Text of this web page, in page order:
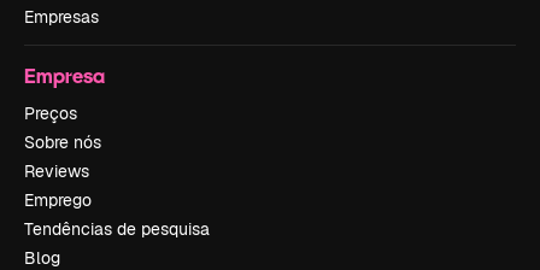
Empresas
Empresa
Preços
Sobre nós
Reviews
Emprego
Tendências de pesquisa
Blog